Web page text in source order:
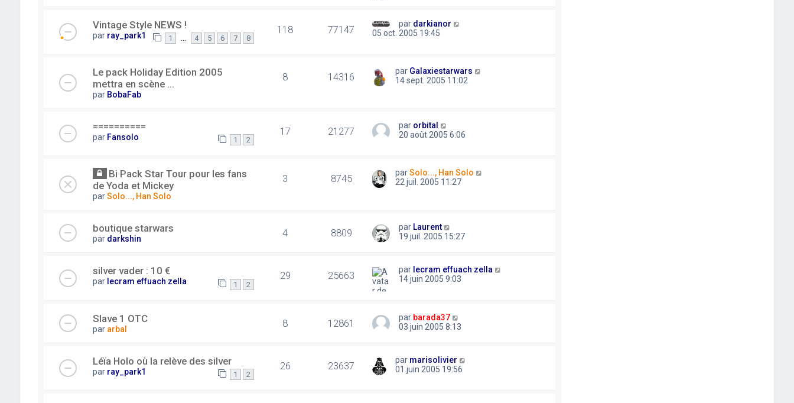
Vintage Style NEWS !
par ray_park1 1 … 4 5 6 7 8
118 77147 par darkianor
05 oct. 2005 19:45
Le pack Holiday Edition 2005
mettra en scène ...
par BobaFab
8 14316 par Galaxiestarwars
14 sept. 2005 11:02
==========
par Fansolo 1 2
17 21277 par orbital
20 août 2005 6:06
Bi Pack Star Tour pour les fans
de Yoda et Mickey
parSolo..., Han Solo
3 8745 parSolo..., Han Solo
22 juil. 2005 11:27
boutique starwars
par darkshin 4 8809 par Laurent
19 juil. 2005 15:27
silver vader : 10 €
par lecram effuach zella 1 2
29 25663 par lecram effuach zella
14 juin 2005 9:03
Slave 1 OTC
par arbal 8 12861 par barada37
03 juin 2005 8:13
Léïa Holo où la relève des silver
par ray_park1 1 2
26 23637 par marisolivier
01 juin 2005 19:56